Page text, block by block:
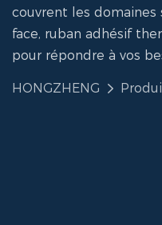
couvrent les domaines
face, ruban adhésif
pour répondre à vos
HONGZHENG